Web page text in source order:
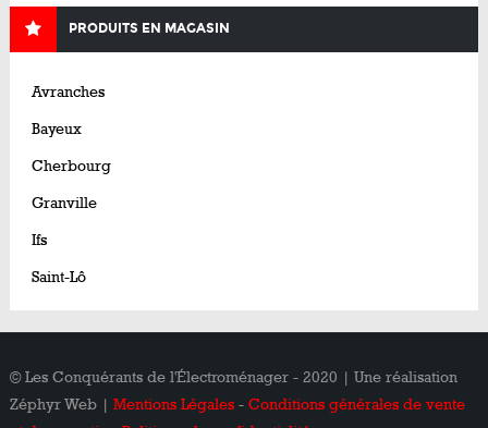
PRODUITS EN MAGASIN
Avranches
Bayeux
Cherbourg
Granville
Ifs
Saint-Lô
© Les Conquérants de l'Électroménager - 2020 | Une réalisation
Zéphyr Web | Mentions Légales - Conditions générales de vente